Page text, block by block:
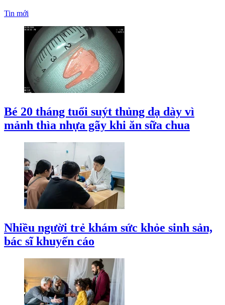
Tin mới
Bé 20 tháng tuổi suýt thủng dạ dày vì
mảnh thìa nhựa gãy khi ăn sữa chua
Nhiều người trẻ khám sức khỏe sinh sản,
bác sĩ khuyến cáo